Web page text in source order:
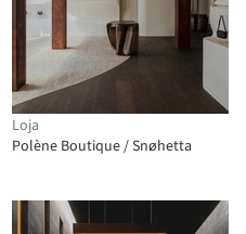
Loja
Polène Boutique / Snøhetta